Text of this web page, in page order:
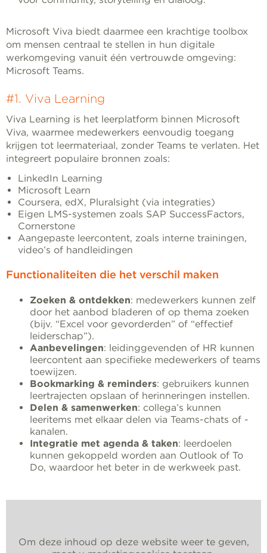
Microsoft Viva biedt daarmee een krachtige toolbox
om mensen centraal te stellen in hun digitale
werkomgeving vanuit één vertrouwde omgeving:
Microsoft Teams.
#1. Viva Learning
Viva Learning is het leerplatform binnen Microsoft
Viva, waarmee medewerkers eenvoudig toegang
krijgen tot leermateriaal, zonder Teams te verlaten. Het
integreert populaire bronnen zoals:
LinkedIn Learning
Microsoft Learn
Coursera, edX, Pluralsight (via integraties)
Eigen LMS-systemen zoals SAP SuccessFactors,
Cornerstone
Aangepaste leercontent, zoals interne trainingen,
video’s of handleidingen
Functionaliteiten die het verschil maken
Zoeken & ontdekken: medewerkers kunnen zelf
door het aanbod bladeren of op thema zoeken
(bijv. “Excel voor gevorderden” of “effectief
leiderschap”).
Aanbevelingen: leidinggevenden of HR kunnen
leercontent aan specifieke medewerkers of teams
toewijzen.
Bookmarking & reminders: gebruikers kunnen
leertrajecten opslaan of herinneringen instellen.
Delen & samenwerken: collega’s kunnen
leeritems met elkaar delen via Teams-chats of -
kanalen.
Integratie met agenda & taken: leerdoelen
kunnen gekoppeld worden aan Outlook of To
Do, waardoor het beter in de werkweek past.
Om deze inhoud op deze website weer te geven,